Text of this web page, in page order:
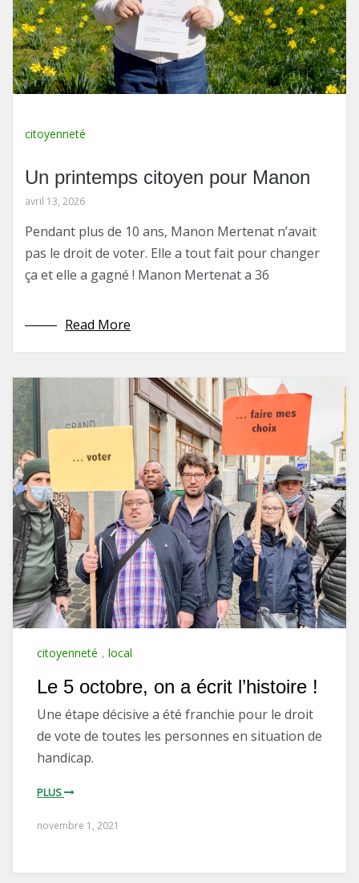
citoyenneté
Un printemps citoyen pour Manon
avril 13, 2026
Pendant plus de 10 ans, Manon Mertenat n’avait
pas le droit de voter. Elle a tout fait pour changer
ça et elle a gagné ! Manon Mertenat a 36
Read More
citoyenneté , local
Le 5 octobre, on a écrit l’histoire !
Une étape décisive a été franchie pour le droit
de vote de toutes les personnes en situation de
handicap.
PLUS
novembre 1, 2021